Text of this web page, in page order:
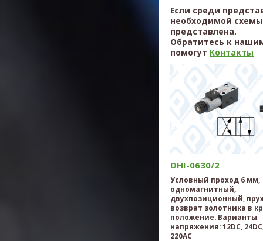
Если среди
необходимой
представлена.
Обратитесь к
помогут Контакты
DHI-0630/2
Условный проход 6 мм,
одномагнитный,
двухпозиционный,
возврат золотника в
положение. Варианты
напряжения: 12DC,
220AC